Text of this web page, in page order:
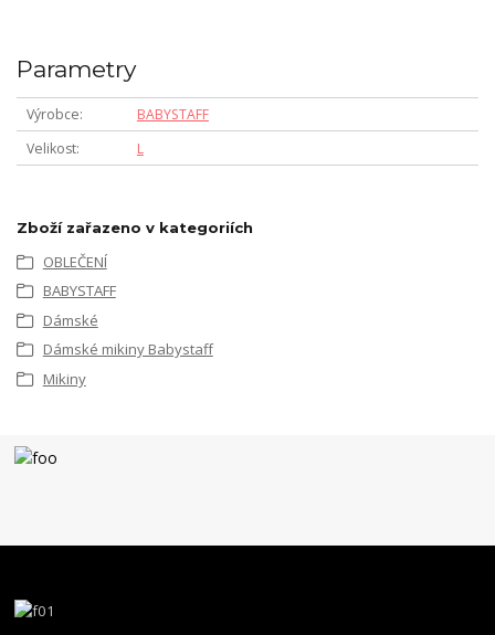
Parametry
Výrobce
BABYSTAFF
Velikost
L
Zboží zařazeno v kategoriích
OBLEČENÍ
BABYSTAFF
Dámské
Dámské mikiny Babystaff
Mikiny